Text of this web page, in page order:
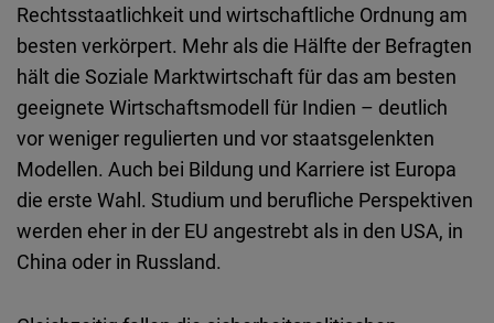
Rechtsstaatlichkeit und wirtschaftliche Ordnung am
besten verkörpert. Mehr als die Hälfte der Befragten
hält die Soziale Marktwirtschaft für das am besten
geeignete Wirtschaftsmodell für Indien – deutlich
vor weniger regulierten und vor staatsgelenkten
Modellen. Auch bei Bildung und Karriere ist Europa
die erste Wahl. Studium und berufliche Perspektiven
werden eher in der EU angestrebt als in den USA, in
China oder in Russland.